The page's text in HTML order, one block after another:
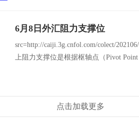
6月8日外汇阻力支撑位
src=http://caiji.3g.cnfol.com/colect/
上阻力支撑位是根据枢轴点（Pivot
点击加载更多